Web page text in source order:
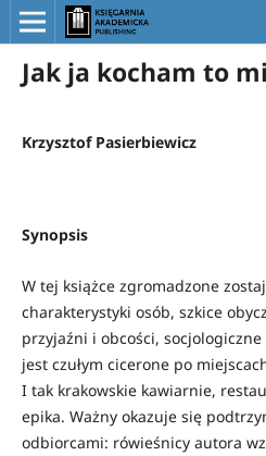
Jak ja kocham to
Krzysztof Pasierbiewicz
Synopsis
W tej książce zgromadzone
charakterystyki osób, szkice
przyjaźni i obcości,
jest czułym cicerone po
I tak krakowskie kawiarnie,
epika. Ważny okazuje się
odbiorcami: rówieśnicy autora